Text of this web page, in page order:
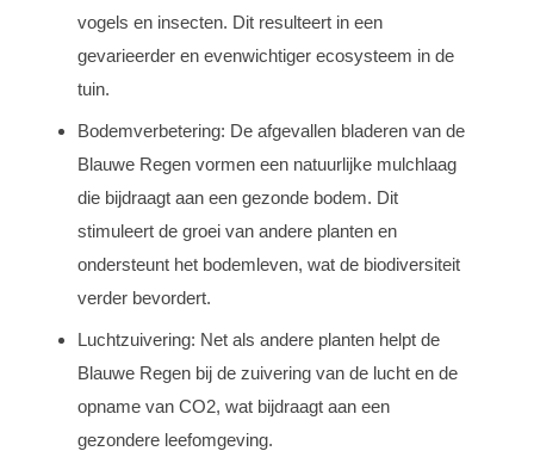
vogels en insecten. Dit resulteert in een
gevarieerder en evenwichtiger ecosysteem in de
tuin.
Bodemverbetering: De afgevallen bladeren van de
Blauwe Regen vormen een natuurlijke mulchlaag
die bijdraagt aan een gezonde bodem. Dit
stimuleert de groei van andere planten en
ondersteunt het bodemleven, wat de biodiversiteit
verder bevordert.
Luchtzuivering: Net als andere planten helpt de
Blauwe Regen bij de zuivering van de lucht en de
opname van CO2, wat bijdraagt aan een
gezondere leefomgeving.